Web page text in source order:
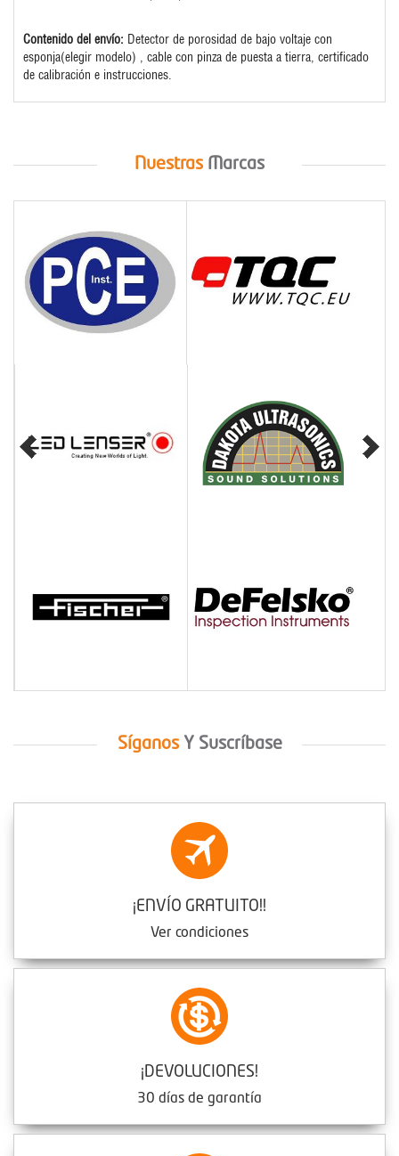
Contenido del envío: Detector de porosidad de bajo voltaje con
esponja(elegir modelo) , cable con pinza de puesta a tierra, certificado
de calibración e instrucciones.
Nuestras Marcas
Síganos Y Suscríbase
¡ENVÍO GRATUITO!!
Ver condiciones
¡DEVOLUCIONES!
30 días de garantía